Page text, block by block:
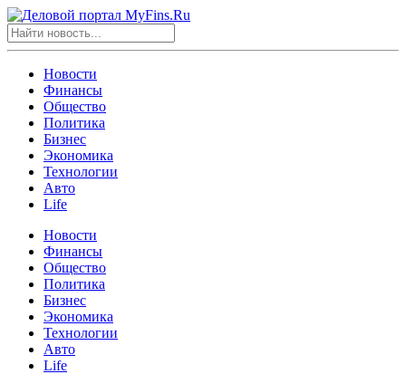
Новости
Финансы
Общество
Политика
Бизнес
Экономика
Технологии
Авто
Life
Новости
Финансы
Общество
Политика
Бизнес
Экономика
Технологии
Авто
Life